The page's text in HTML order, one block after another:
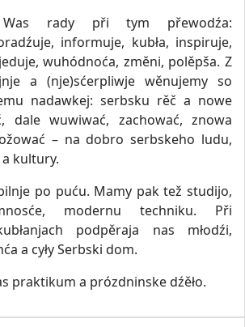
Was rady při tym přewodźa:
informuje, kubła, inspiruje,
wuhódnoća, změni, polěpša. Z
a (nje)sćerpliwje wěnujemy so
nadawkej: serbsku rěč a nowe
dale wuwiwać, zachować, znowa
– na dobro serbskeho ludu,
kultury.
po puću. Mamy pak tež studijo,
modernu techniku. Při
podpěraja nas młodźi,
a cyły Serbski dom.
praktikum a prózdninske dźěło.